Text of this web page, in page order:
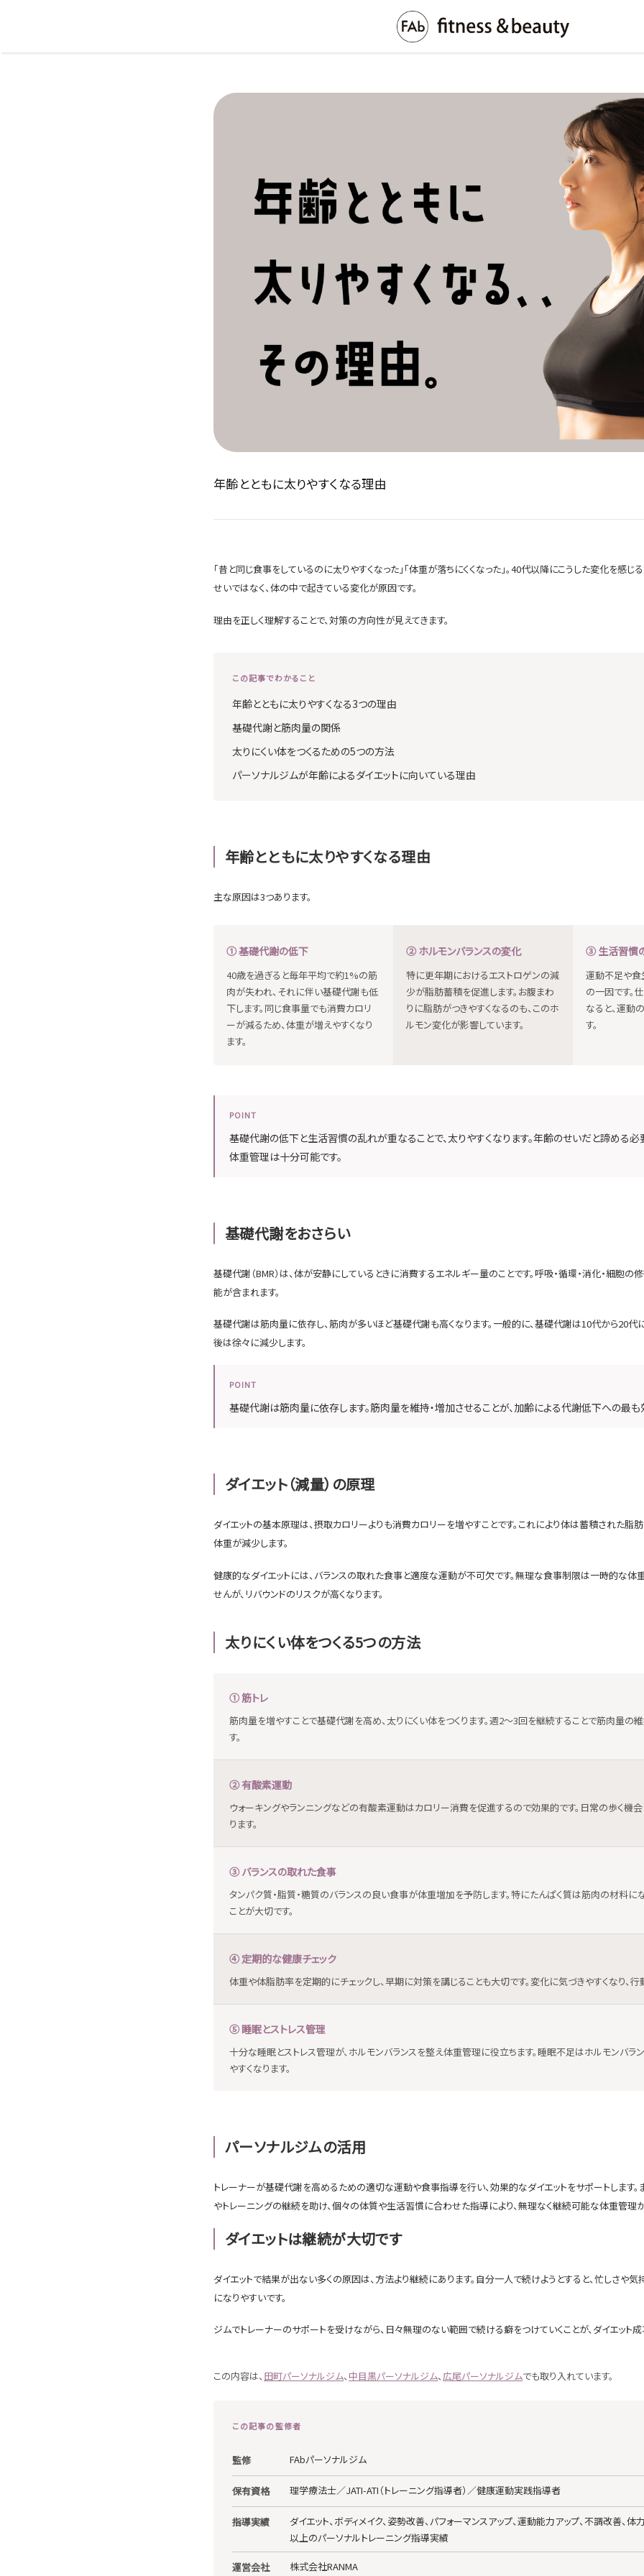
年齢とともに太りやすくなる理由
「昔と同じ食事をしているのに太りやすくなった」「体重が落ちにくくなった」。40代以降にこうした変化を感じ
せいではなく、体の中で起きている変化が原因です。
理由を正しく理解することで、対策の方向性が見えてきます。
この記事でわかること
年齢とともに太りやすくなる3つの理由
基礎代謝と筋肉量の関係
太りにくい体をつくるための5つの方法
パーソナルジムが年齢によるダイエットに向いている理由
年齢とともに太りやすくなる理由
主な原因は3つあります。
① 基礎代謝の低下
40歳を過ぎると毎年平均で約1%の筋
肉が失われ、それに伴い基礎代謝も低
下します。同じ食事量でも消費カロリ
ーが減るため、体重が増えやすくなり
ます。
② ホルモンバランスの変化
特に更年期におけるエストロゲンの減
少が脂肪蓄積を促進します。お腹まわ
りに脂肪がつきやすくなるのも、このホ
ルモン変化が影響しています。
③ 生活習慣
運動不足や
の一因です。
なると、運動
す。
POINT
基礎代謝の低下と生活習慣の乱れが重なることで、太りやすくなります。年齢のせいだと諦める必
体重管理は十分可能です。
基礎代謝をおさらい
基礎代謝（BMR）は、体が安静にしているときに消費するエネルギー量のことです。呼吸・循環・消化・細胞
能が含まれます。
基礎代謝は筋肉量に依存し、筋肉が多いほど基礎代謝も高くなります。一般的に、基礎代謝は10代から20代
後は徐々に減少します。
POINT
基礎代謝は筋肉量に依存します。筋肉量を維持・増加させることが、加齢による代謝低下への最も
ダイエット（減量）の原理
ダイエットの基本原理は、摂取カロリーよりも消費カロリーを増やすことです。これにより体は蓄積された脂
体重が減少します。
健康的なダイエットには、バランスの取れた食事と適度な運動が不可欠です。無理な食事制限は一時的な体
せんが、リバウンドのリスクが高くなります。
太りにくい体をつくる5つの方法
① 筋トレ
筋肉量を増やすことで基礎代謝を高め、太りにくい体をつくります。週2〜3回を継続することで筋肉量の
す。
② 有酸素運動
ウォーキングやランニングなどの有酸素運動はカロリー消費を促進するので効果的です。日常の歩く機
ります。
③ バランスの取れた食事
タンパク質・脂質・糖質のバランスの良い食事が体重増加を予防します。特にたんぱく質は筋肉の材料に
ことが大切です。
④ 定期的な健康チェック
体重や体脂肪率を定期的にチェックし、早期に対策を講じることも大切です。変化に気づきやすくなり、行
⑤ 睡眠とストレス管理
十分な睡眠とストレス管理が、ホルモンバランスを整え体重管理に役立ちます。睡眠不足はホルモンバラ
やすくなります。
パーソナルジムの活用
トレーナーが基礎代謝を高めるための適切な運動や食事指導を行い、効果的なダイエットをサポートします。
やトレーニングの継続を助け、個々の体質や生活習慣に合わせた指導により、無理なく継続可能な体重管理
ダイエットは継続が大切です
ダイエットで結果が出ない多くの原因は、方法より継続にあります。自分一人で続けようとすると、忙しさや
になりやすいです。
ジムでトレーナーのサポートを受けながら、日々無理のない範囲で続ける癖をつけていくことが、ダイエット成
この内容は、 田町パーソナルジム、 中目黒パーソナルジム、広尾パーソナルジムでも取り入れています。
この記事の監修者
監修 FAbパーソナルジム
保有資格 理学療法士／JATI-ATI（トレーニング指導者）／健康運動実践指導者
指導実績
ダイエット、ボディメイク、姿勢改善、パフォーマンスアップ、運動能力アップ、不調改善、
以上のパーソナルトレーニング指導実績
運営会社 株式会社RANMA